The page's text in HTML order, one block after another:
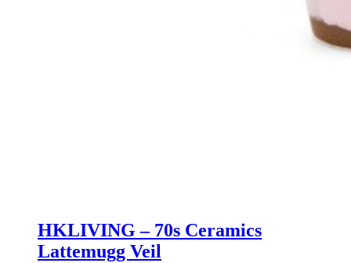
HKLIVING – 70s Ceramics
Lattemugg Veil